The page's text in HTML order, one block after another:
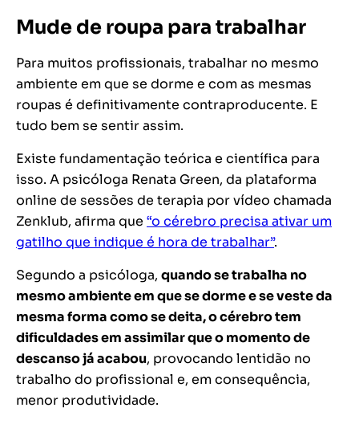
Mude de roupa para trabalhar
Para muitos profissionais, trabalhar no mesmo
ambiente em que se dorme e com as mesmas
roupas é definitivamente contraproducente. E
tudo bem se sentir assim.
Existe fundamentação teórica e científica para
isso. A psicóloga Renata Green, da plataforma
online de sessões de terapia por vídeo chamada
Zenklub, afirma que “o cérebro precisa ativar um
gatilho que indique é hora de trabalhar”.
Segundo a psicóloga, quando se trabalha no
mesmo ambiente em que se dorme e se veste da
mesma forma como se deita, o cérebro tem
dificuldades em assimilar que o momento de
descanso já acabou, provocando lentidão no
trabalho do profissional e, em consequência,
menor produtividade.